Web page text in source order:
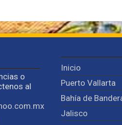
o
al
Inicio
Puerto Vallarta
Bahía de
Jalisco